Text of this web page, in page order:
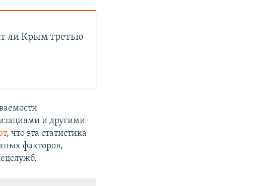
ли Крым третью
и другими
, что эта статистика
факторов,